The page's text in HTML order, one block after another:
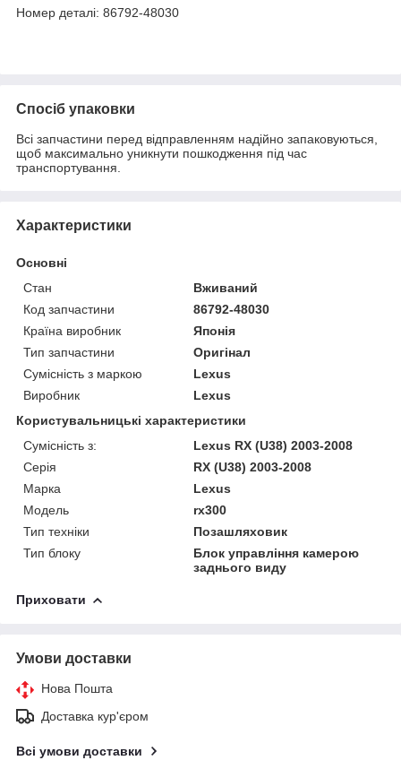
Номер деталі: 86792-48030
Спосіб упаковки
Всі запчастини перед відправленням надійно запаковуються,
щоб максимально уникнути пошкодження під час
транспортування.
Характеристики
Основні
Стан
Вживаний
Код запчастини
86792-48030
Країна виробник
Японія
Тип запчастини
Оригінал
Сумісність з маркою
Lexus
Виробник
Lexus
Користувальницькі характеристики
Сумісність з:
Lexus RX (U38) 2003-2008
Серія
RX (U38) 2003-2008
Марка
Lexus
Модель
rx300
Тип техніки
Позашляховик
Тип блоку
Блок управління камерою
заднього виду
Приховати
Умови доставки
Нова Пошта
Доставка кур'єром
Всі умови доставки